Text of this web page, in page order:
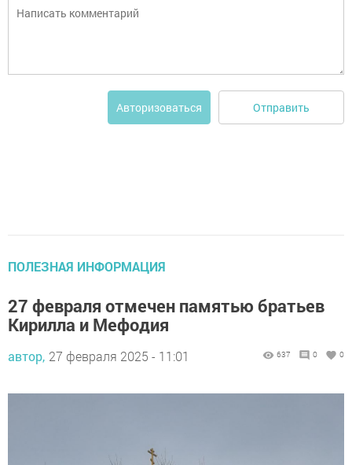
Авторизоваться Отправить
ПОЛЕЗНАЯ ИНФОРМАЦИЯ
27 февраля отмечен памятью братьев
Кирилла и Мефодия
автор, 27 февраля 2025 - 11:01 637 0 0